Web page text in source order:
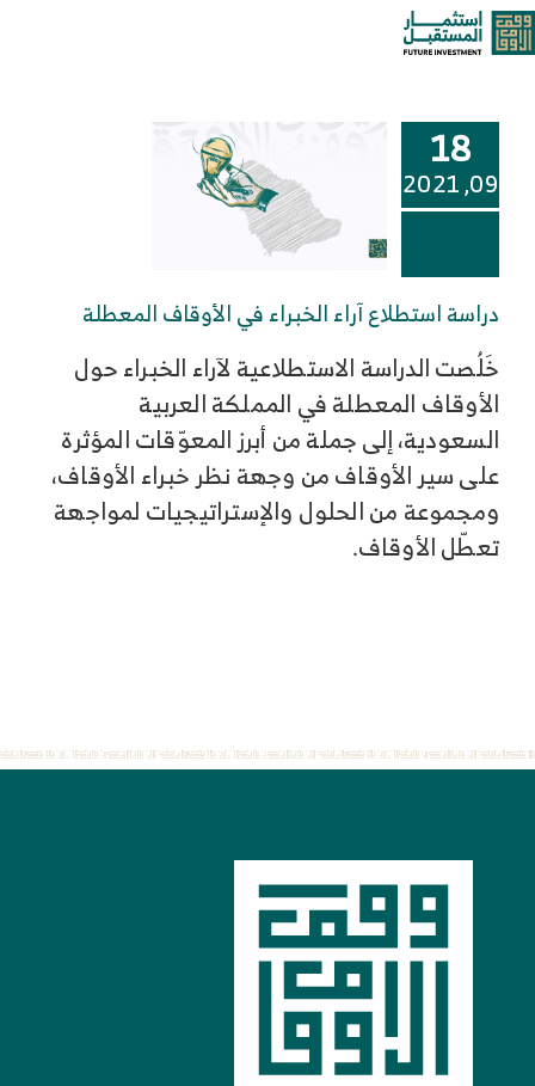
تخطى
إلى
الوظائف
تواصل معنا
18
09, 2021
دراسة استطلاع آراء الخبراء في الأوقاف المعطلة
خَلُصت الدراسة الاستطلاعية لآراء الخبراء حول
الأوقاف المعطلة في المملكة العربية
السعودية، إلى جملة من أبرز المعوّقات المؤثرة
على سير الأوقاف من وجهة نظر خبراء الأوقاف،
ومجموعة من الحلول والإستراتيجيات لمواجهة
تعطّل الأوقاف.